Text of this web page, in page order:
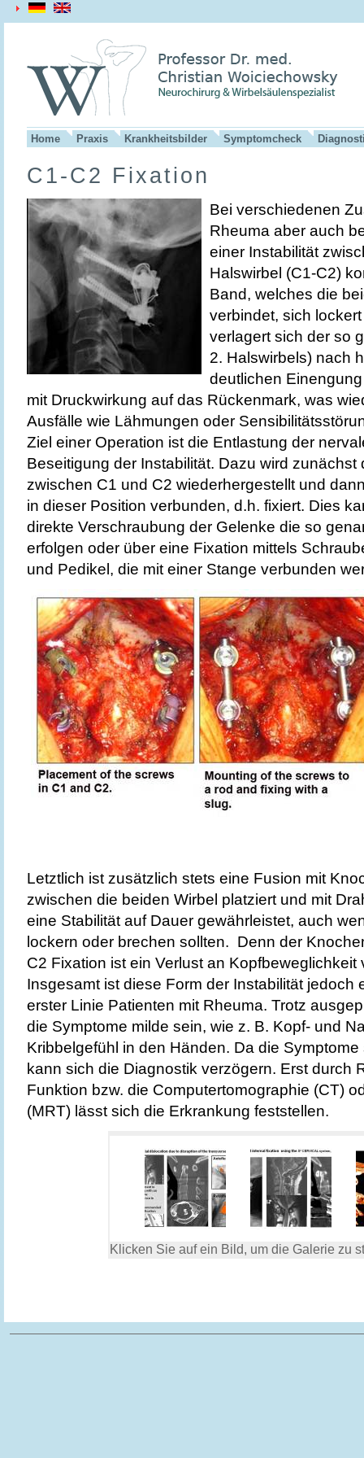
Home Praxis Krankheitsbilder Symptomcheck
C1-C2 Fixation
Bei verschiedenen
Rheuma aber auch
einer Instabilität
Halswirbel (C1-C2)
Band, welches die
verbindet, sich
verlagert sich der so
2. Halswirbels) nach
deutlichen
mit Druckwirkung auf das Rückenmark, was
Ausfälle wie Lähmungen oder
Ziel einer Operation ist die Entlastung der
Beseitigung der Instabilität. Dazu wird zunächst
zwischen C1 und C2 wiederhergestellt und
in dieser Position verbunden, d.h. fixiert. Dies
direkte Verschraubung der Gelenke die so
erfolgen oder über eine Fixation mittels
und Pedikel, die mit einer Stange verbunden
Letztlich ist zusätzlich stets eine Fusion mit
zwischen die beiden Wirbel platziert und mit
eine Stabilität auf Dauer gewährleistet, auch
lockern oder brechen sollten. Denn der
C2 Fixation ist ein Verlust an Kopfbeweglichkeit
Insgesamt ist diese Form der Instabilität jedoch
erster Linie Patienten mit Rheuma. Trotz
die Symptome milde sein, wie z. B. Kopf- und
Kribbelgefühl in den Händen. Da die
kann sich die Diagnostik verzögern. Erst durch
Funktion bzw. die Computertomographie (CT)
(MRT) lässt sich die Erkrankung feststellen.
Klicken Sie auf ein Bild, um die Galerie zu